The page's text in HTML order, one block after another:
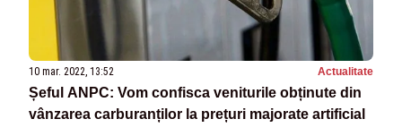
10 mar. 2022, 13:52 Actualitate
Șeful ANPC: Vom confisca veniturile obținute din
vânzarea carburanților la prețuri majorate artificial